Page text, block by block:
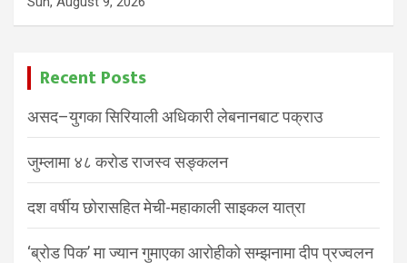
Recent Posts
असद–युगका सिरियाली अधिकारी लेबनानबाट पक्राउ
जुम्लामा ४८ करोड राजस्व सङ्कलन
दश वर्षीय छोरासहित मेची-महाकाली साइकल यात्रा
‘ब्रोड पिक’ मा ज्यान गुमाएका आरोहीको सम्झनामा दीप प्रज्वलन